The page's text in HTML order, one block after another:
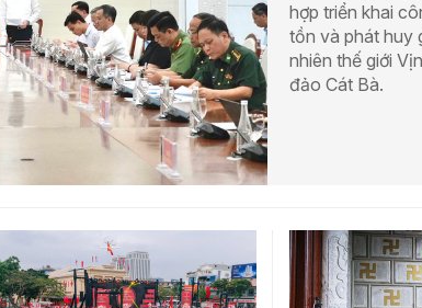
hợp triển khai
tồn và phát huy
nhiên thế giới
đảo Cát Bà.